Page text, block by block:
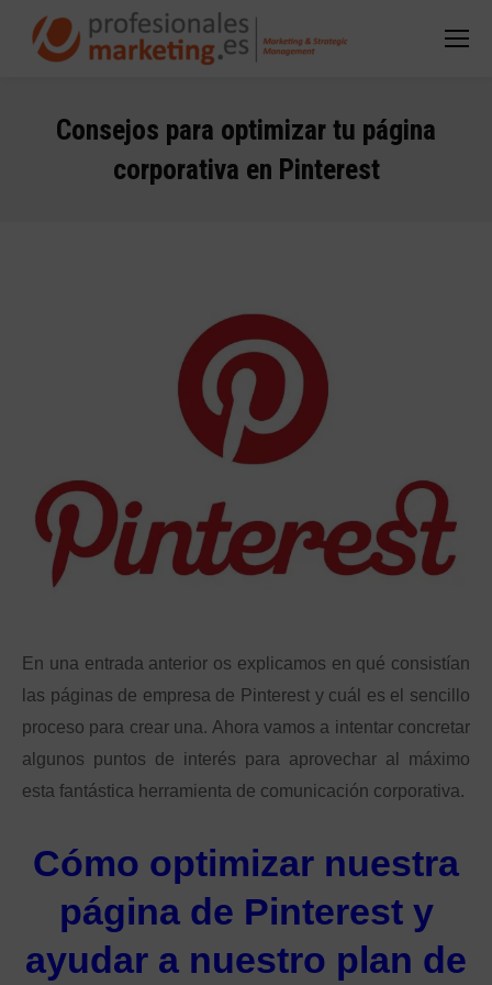
Consejos para optimizar tu página
corporativa en Pinterest
En una entrada anterior os explicamos en qué consistían
las páginas de empresa de Pinterest y cuál es el sencillo
proceso para crear una. Ahora vamos a intentar concretar
algunos puntos de interés para aprovechar al máximo
esta fantástica herramienta de comunicación corporativa.
Cómo optimizar nuestra
página de Pinterest y
ayudar a nuestro plan de